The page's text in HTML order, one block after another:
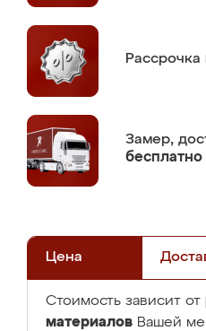
Рассрочка
Замер,
бесплатно
Цена
Стоимость зависит от
материалов Вашей